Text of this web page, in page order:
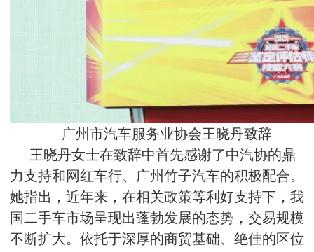
广州市汽车服务业协会王晓丹致辞
王晓丹女士在致辞中首先感谢了中汽协的鼎
力支持和网红车行、广州竹子汽车的积极配合。
她指出，近年来，在相关政策等利好支持下，我
国二手车市场呈现出蓬勃发展的态势，交易规模
不断扩大。依托于深厚的商贸基础、绝佳的区位